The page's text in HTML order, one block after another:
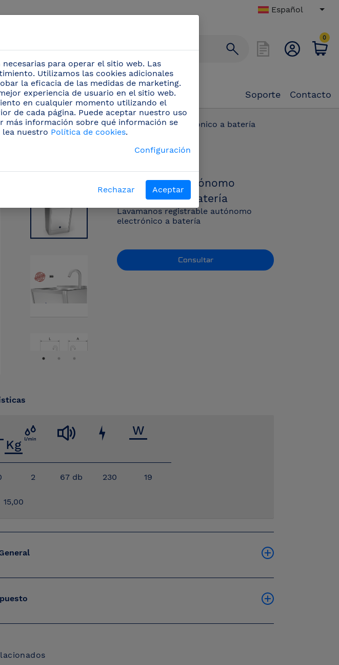
Español
0
Soporte Contacto
portátil (12) / Lavamanos autónomo electrónico a batería
Lavamanos autónomo
electrónico a batería
Lavamanos registrable autónomo
electrónico a batería
Consultar
2 67 db 230
19
15,00
para operar el sitio web. Las
Utilizamos las cookies adicionales
la eficacia de las medidas de marketing.
experiencia de usuario en el sitio web.
en cualquier momento utilizando el
de cada página. Puede aceptar nuestro uso
más información sobre qué información se
lea nuestro Política de cookies.
Configuración
Rechazar Aceptar